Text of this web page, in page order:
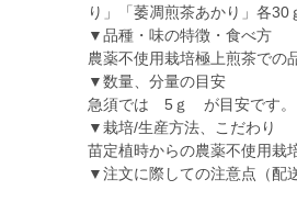
り」「萎凋煎茶あかり」各
▼品種・味の特徴・食べ方
農薬不使用栽培極上煎茶での
▼数量、分量の目安
急須では 5ｇ が目安です。
▼栽培/生産方法、こだわり
苗定植時からの農薬不使用栽
▼注文に際しての注意点（配